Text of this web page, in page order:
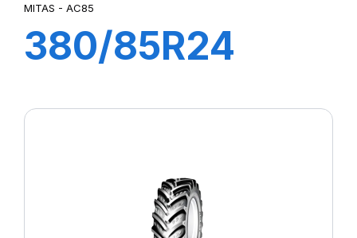
MITAS - AC85
380/85R24
(14.9R24)